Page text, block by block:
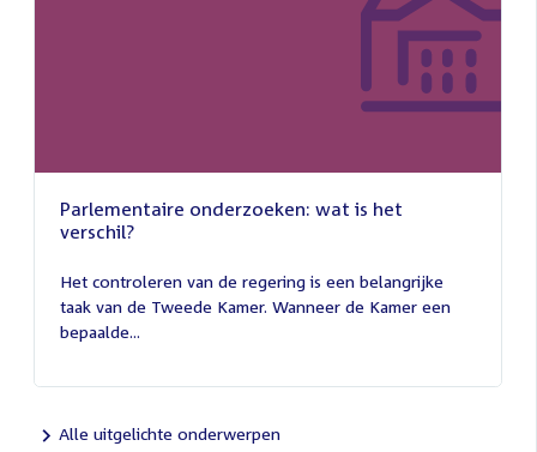
Parlementaire onderzoeken: wat is het
verschil?
juli
2026
Het controleren van de regering is een belangrijke
taak van de Tweede Kamer. Wanneer de Kamer een
bepaalde...
Alle uitgelichte onderwerpen